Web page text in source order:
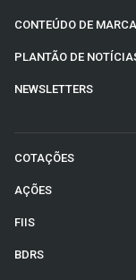
CONTEÚDO DE MARCA
PLANTÃO DE
NEWSLETTERS
COTAÇÕES
AÇÕES
FIIS
BDRS